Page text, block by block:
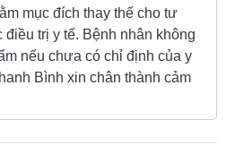
mục đích thay thế cho tư
điều trị y tế. Bệnh nhân không
nếu chưa có chỉ định của y
Bình xin chân thành cảm